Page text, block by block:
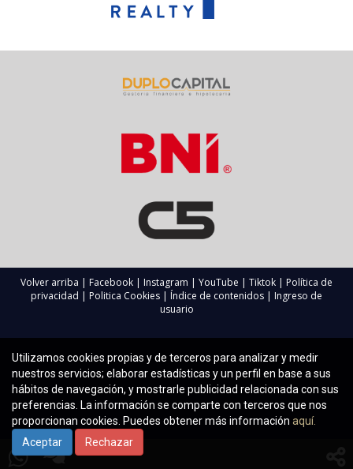
Volver arriba | Facebook | Instagram | YouTube | Tiktok | Política de
privacidad | Politica Cookies | Índice de contenidos | Ingreso de
usuario
Utilizamos cookies propias y de terceros para analizar y medir
nuestros servicios; elaborar estadísticas y un perfil en base a sus
hábitos de navegación, y mostrarle publicidad relacionada con sus
preferencias. La información se comparte con terceros que nos
proporcionan cookies. Puedes obtener más información aquí.
Aceptar
Rechazar